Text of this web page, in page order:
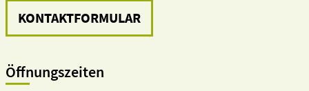
KONTAKTFORMULAR
Öffnungszeiten